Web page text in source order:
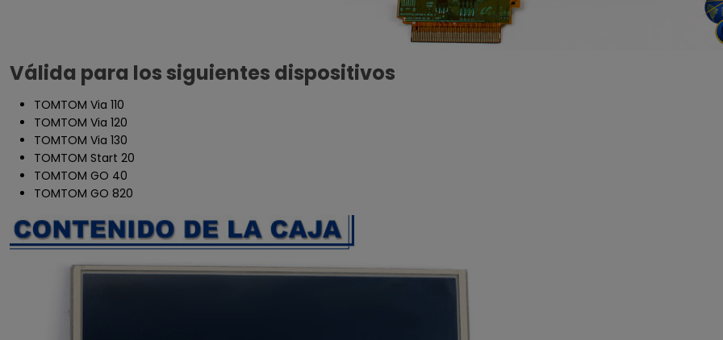
Válida para los siguientes dispositivos
TOMTOM Via 110
TOMTOM Via 120
TOMTOM Via 130
TOMTOM Start 20
TOMTOM GO 40
TOMTOM GO 820